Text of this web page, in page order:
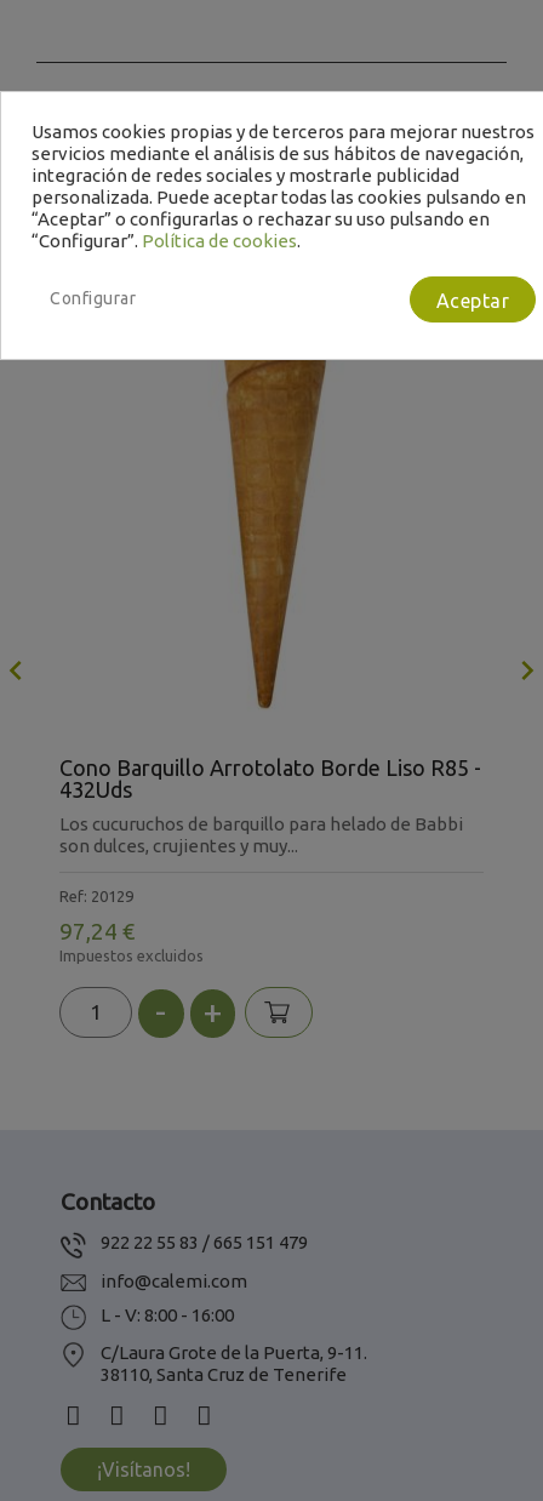
Te puede interesar
Cono Barquillo Arrotolato Borde Liso R85 -
432Uds
Los cucuruchos de barquillo para helado de Babbi
son dulces, crujientes y muy...
Ref: 20129
97,24 €
Impuestos excluidos
- +
Contacto
922 22 55 83 / 665 151 479
info@calemi.com
L - V: 8:00 - 16:00
C/Laura Grote de la Puerta, 9-11.
38110, Santa Cruz de Tenerife
¡Visítanos!
Usamos cookies propias y de terceros para mejorar nuestros
servicios mediante el análisis de sus hábitos de navegación,
integración de redes sociales y mostrarle publicidad
personalizada. Puede aceptar todas las cookies pulsando en
“Aceptar” o configurarlas o rechazar su uso pulsando en
“Configurar”. Política de cookies.
Aceptar
Configurar